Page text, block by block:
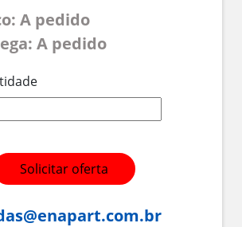
A pedido
A pedido
Solicitar oferta